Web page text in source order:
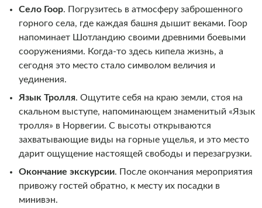
Село Гоор. Погрузитесь в атмосферу заброшенного
горного села, где каждая башня дышит веками. Гоор
напоминает Шотландию своими древними боевыми
сооружениями. Когда-то здесь кипела жизнь, а
сегодня это место стало символом величия и
уединения.
Язык Тролля. Ощутите себя на краю земли, стоя на
скальном выступе, напоминающем знаменитый «Язык
тролля» в Норвегии. С высоты открываются
захватывающие виды на горные ущелья, и это место
дарит ощущение настоящей свободы и перезагрузки.
Окончание экскурсии. После окончания мероприятия
привожу гостей обратно, к месту их посадки в
минивэн.